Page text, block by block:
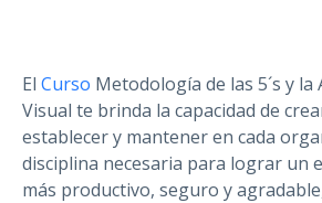
El Curso Metodología de las 5´s y
Visual te brinda la capacidad de
establecer y mantener en cada
disciplina necesaria para lograr un
más productivo, seguro y